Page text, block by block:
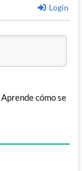
Login
Aprende cómo se